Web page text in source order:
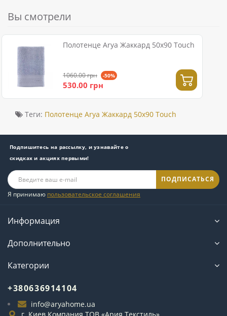
Вы смотрели
Полотенце Arya Жаккард 50x90 Touch
1060.00 грн -50%
530.00 грн
Теги: Полотенце Arya Жаккард 50x90 Touch
Подпишитесь на рассылку, и узнавайте о
скидках и акциях первыми!
ПОДПИСАТЬСЯ
Я принимаю пользовательское соглашения
Информация
Дополнительно
Категории
+380636914104
info@aryahome.ua